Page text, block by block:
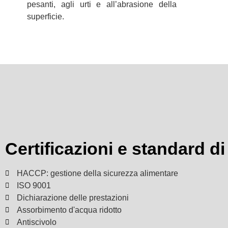
pesanti, agli urti e all’abrasione della
superficie.
Certificazioni e standard
HACCP: gestione della sicurezza alimentare
ISO 9001
Dichiarazione delle prestazioni
Assorbimento d'acqua ridotto
Antiscivolo